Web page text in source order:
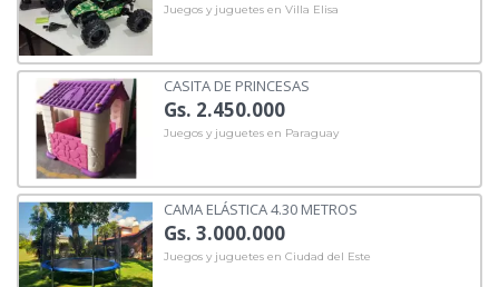
Juegos y juguetes en Villa Elisa
CASITA DE PRINCESAS
Gs. 2.450.000
Juegos y juguetes en Paraguay
CAMA ELÁSTICA 4.30 METROS
Gs. 3.000.000
Juegos y juguetes en Ciudad del Este